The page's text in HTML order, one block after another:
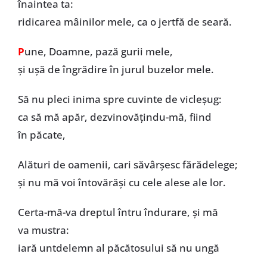
înaintea ta:
ridicarea mâinilor mele, ca o jertfă de seară.
Pune, Doamne, pază gurii mele,
și ușă de îngrădire în jurul buzelor mele.
Să nu pleci inima spre cuvinte de vicleșug:
ca să mă apăr, dezvinovățindu-mă, fiind
în păcate,
Alături de oamenii, cari săvârșesc fărădelege;
și nu mă voi întovărăși cu cele alese ale lor.
Certa-mă-va dreptul întru îndurare, și mă
va mustra:
iară untdelemn al păcătosului să nu ungă